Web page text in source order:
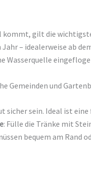
gilt die
– idealerweise ab
Wasserquelle
Gemeinden und
sicher sein. Ideal ist
: Fülle die Tränke mit
bequem am Rand